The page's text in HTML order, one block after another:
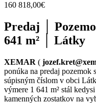
160 818,00€
Predaj │
641 m² │ Látky
XEMAR (
ponúka na predaj pozemok
súpisným číslom v obci
výmere 1 641 m² stál
kamenných zostatkov na